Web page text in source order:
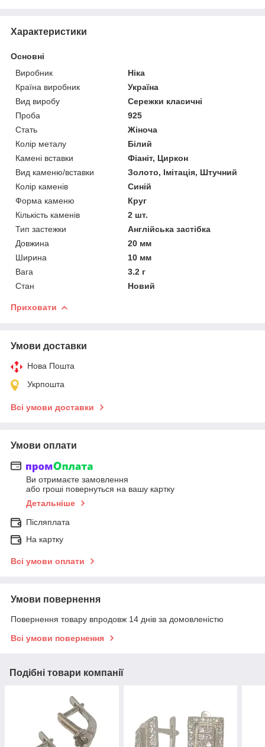
Характеристики
Основні
Виробник
Ніка
Країна виробник
Україна
Вид виробу
Сережки класичні
Проба
925
Стать
Жіноча
Колір металу
Білий
Камені вставки
Фіаніт, Циркон
Вид каменю/вставки
Золото, Імітація, Штучний
Колір каменів
Синій
Форма каменю
Круг
Кількість каменів
2 шт.
Тип застежки
Англійська застібка
Довжина
20 мм
Ширина
10 мм
Вага
3.2 г
Стан
Новий
Приховати
Умови доставки
Нова Пошта
Укрпошта
Всі умови доставки
Умови оплати
Ви отримаєте замовлення
або гроші повернуться на вашу картку
Детальніше
Післяплата
На картку
Всі умови оплати
Умови повернення
Повернення товару впродовж 14 днів за домовленістю
Всі умови повернення
Подібні товари компанії